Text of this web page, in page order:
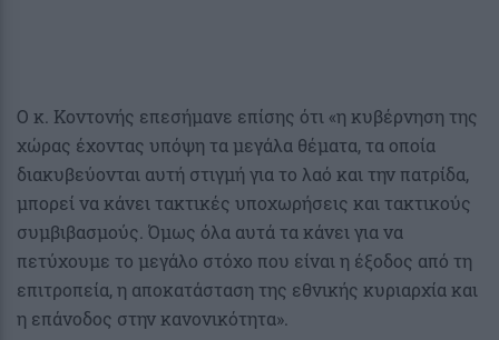
Ο κ. Κοντονής επεσήμανε επίσης ότι «η κυβέρνηση της
χώρας έχοντας υπόψη τα μεγάλα θέματα, τα οποία
διακυβεύονται αυτή στιγμή για το λαό και την πατρίδα,
μπορεί να κάνει τακτικές υποχωρήσεις και τακτικούς
συμβιβασμούς. Όμως όλα αυτά τα κάνει για να
πετύχουμε το μεγάλο στόχο που είναι η έξοδος από τη
επιτροπεία, η αποκατάσταση της εθνικής κυριαρχία και
η επάνοδος στην κανονικότητα».